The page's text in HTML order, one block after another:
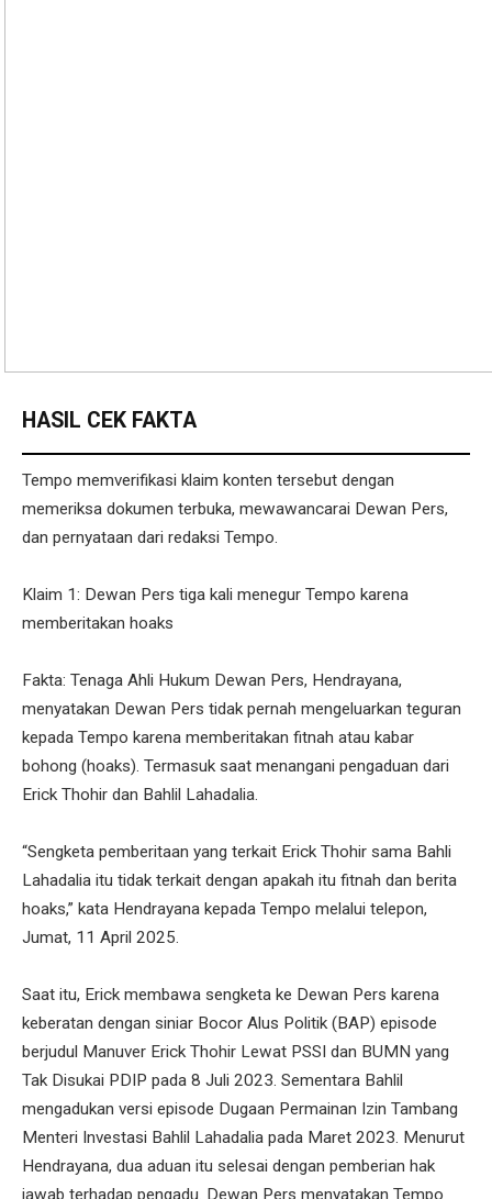
HASIL CEK FAKTA
Tempo memverifikasi klaim konten tersebut dengan
memeriksa dokumen terbuka, mewawancarai Dewan Pers,
dan pernyataan dari redaksi Tempo.
Klaim 1: Dewan Pers tiga kali menegur Tempo karena
memberitakan hoaks
Fakta: Tenaga Ahli Hukum Dewan Pers, Hendrayana,
menyatakan Dewan Pers tidak pernah mengeluarkan teguran
kepada Tempo karena memberitakan fitnah atau kabar
bohong (hoaks). Termasuk saat menangani pengaduan dari
Erick Thohir dan Bahlil Lahadalia.
“Sengketa pemberitaan yang terkait Erick Thohir sama Bahli
Lahadalia itu tidak terkait dengan apakah itu fitnah dan berita
hoaks,” kata Hendrayana kepada Tempo melalui telepon,
Jumat, 11 April 2025.
Saat itu, Erick membawa sengketa ke Dewan Pers karena
keberatan dengan siniar Bocor Alus Politik (BAP) episode
berjudul Manuver Erick Thohir Lewat PSSI dan BUMN yang
Tak Disukai PDIP pada 8 Juli 2023. Sementara Bahlil
mengadukan versi episode Dugaan Permainan Izin Tambang
Menteri Investasi Bahlil Lahadalia pada Maret 2023. Menurut
Hendrayana, dua aduan itu selesai dengan pemberian hak
jawab terhadap pengadu. Dewan Pers menyatakan Tempo